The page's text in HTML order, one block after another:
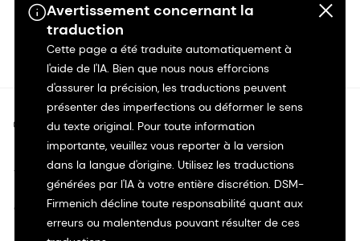
Avertissement concernant la
traduction
Cette page a été traduite automatiquement à
l'aide de l'IA. Bien que nous nous efforcions
d'assurer la précision, les traductions peuvent
présenter des imperfections ou déformer le sens
du texte original. Pour toute information
importante, veuillez vous reporter à la version
dans la langue d'origine. Utilisez les traductions
générées par l'IA à votre entière discrétion. DSM-
Firmenich décline toute responsabilité quant aux
erreurs ou malentendus pouvant résulter de ces
©2026 dsm-firmenich. Tous droits réservés.
Avis de confidentialité
Conditions d'utilisation